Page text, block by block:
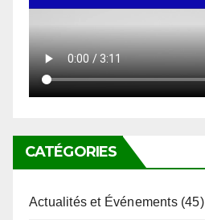
CATÉGORIES
Actualités et Événements(45)